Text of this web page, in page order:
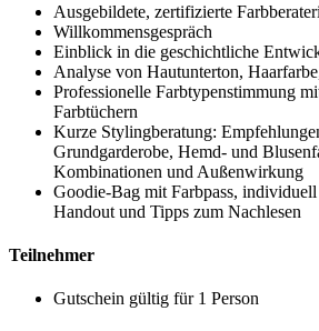
Ausgebildete, zertifizierte
Willkommensgespräch
Einblick in die geschichtliche
Analyse von Hautunterton,
Professionelle Farbtypenstimmung
Farbtüchern
Kurze Stylingberatung:
Grundgarderobe, Hemd- und
Kombinationen und Außenwirkung
Goodie-Bag mit Farbpass, individuell
Handout und Tipps zum Nachlesen
Teilnehmer
Gutschein gültig für 1 Person